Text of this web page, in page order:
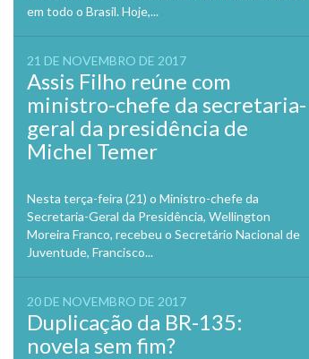
em todo o Brasil. Hoje,...
21 DE NOVEMBRO DE 2017
Assis Filho reúne com
ministro-chefe da secretaria-
geral da presidência de
Michel Temer
Nesta terça-feira (21) o Ministro-chefe da
Secretaria-Geral da Presidência, Wellington
Moreira Franco, recebeu o Secretário Nacional de
Juventude, Francisco...
20 DE NOVEMBRO DE 2017
Duplicação da BR-135:
novela sem fim?